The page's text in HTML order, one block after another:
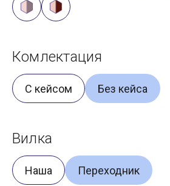
Комлектация
С кейсом Без кейса
Вилка
Наша Переходник